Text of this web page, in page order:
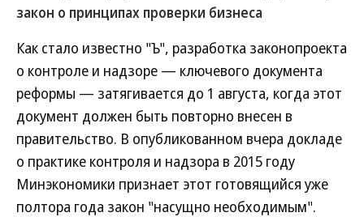
закон о принципах проверки бизнеса
Как стало известно "Ъ", разработка законопроекта
о контроле и надзоре — ключевого документа
реформы — затягивается до 1 августа, когда этот
документ должен быть повторно внесен в
правительство. В опубликованном вчера докладе
о практике контроля и надзора в 2015 году
Минэкономики признает этот готовящийся уже
полтора года закон "насущно необходимым".